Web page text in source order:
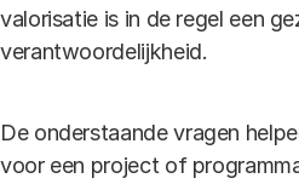
valorisatie is in de regel een
verantwoordelijkheid.
De onderstaande vragen
voor een project of